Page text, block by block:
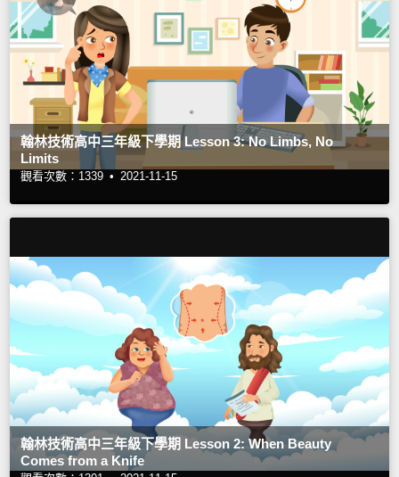
翰林技術高中三年級下學期 Lesson 3: No Limbs, No
Limits
觀看次數：1339 • 2021-11-15
翰林技術高中三年級下學期 Lesson 2: When Beauty
Comes from a Knife